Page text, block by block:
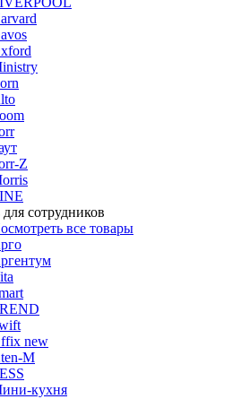
Z
сотрудников
все товары
new
M
кухня